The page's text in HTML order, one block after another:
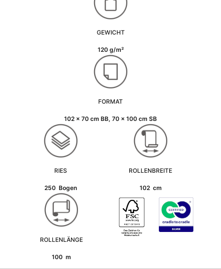
GEWICHT
120 g/m²
FORMAT
102 x 70 cm BB, 70 x 100 cm SB
RIES
250 Bogen
ROLLENBREITE
102 cm
ROLLENLÄNGE
100 m